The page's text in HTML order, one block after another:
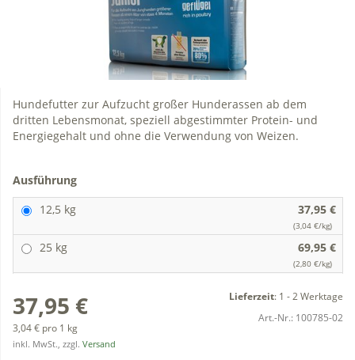
Hundefutter zur Aufzucht großer Hunderassen ab dem
dritten Lebensmonat, speziell abgestimmter Protein- und
Energiegehalt und ohne die Verwendung von Weizen.
Ausführung
12,5 kg
37,95 €
(3,04 €/kg)
25 kg 69,95 €
(2,80 €/kg)
37,95 €
3,04 € pro 1 kg
inkl. MwSt., zzgl. Versand
Lieferzeit: 1 - 2 Werktage
Art.-Nr.: 100785-02